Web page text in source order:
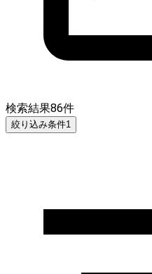
検索結果86件
絞り込み条件1